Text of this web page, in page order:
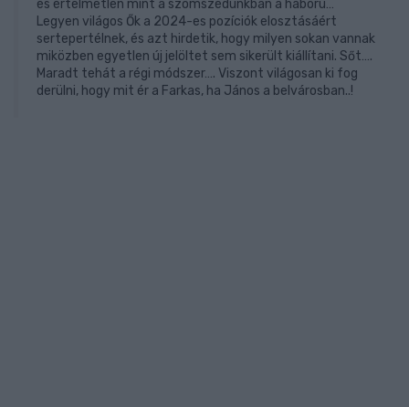
és értelmetlen mint a szomszédunkban a háború…
Legyen világos Ők a 2024-es pozíciók elosztásáért
sertepertélnek, és azt hirdetik, hogy milyen sokan vannak
miközben egyetlen új jelöltet sem sikerült kiállítani. Sőt….
Maradt tehát a régi módszer…. Viszont világosan ki fog
derülni, hogy mit ér a Farkas, ha János a belvárosban..!